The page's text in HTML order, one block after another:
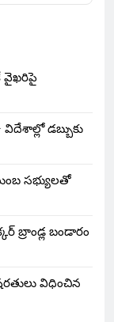
డబ్బుకు
సభ్యులతో
బ్రాండ్ల బండారం
విధించిన